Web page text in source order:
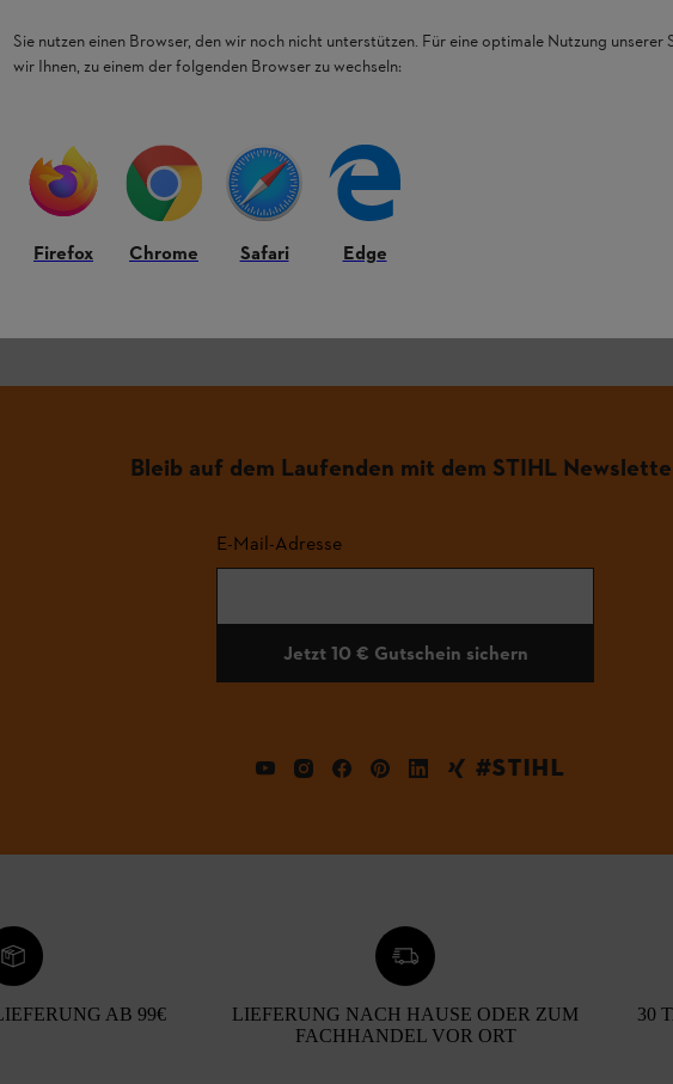
zu unseren STIHL Produkten.
zu den häufigsten Fragen.
Bleib auf dem Laufenden mit dem STIHL
E-Mail-Adresse
Jetzt 10 € Gutschein sichern
#STIHL
AB 99€
LIEFERUNG NACH HAUSE ODER ZUM
FACHHANDEL VOR ORT
30
Sie nutzen einen Browser, den wir noch nicht unterstützen. Für eine optimale Nutzung unserer
wir Ihnen, zu einem der folgenden Browser zu wechseln:
Firefox Chrome Safari Edge